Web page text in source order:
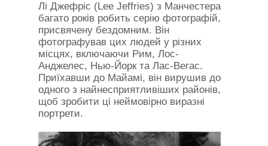
Лі Джефріс (Lee Jeffries) з Манчестера
багато років робить серію фотографій,
присвячену бездомним. Він
фотографував цих людей у ​​різних
місцях, включаючи Рим, Лос-
Анджелес, Нью-Йорк та Лас-Вегас.
Приїхавши до Майамі, він вирушив до
одного з найнесприятливіших районів,
щоб зробити ці неймовірно виразні
портрети.